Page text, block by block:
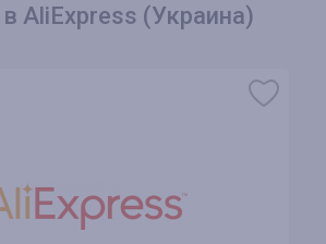
AliExpress (Украина)